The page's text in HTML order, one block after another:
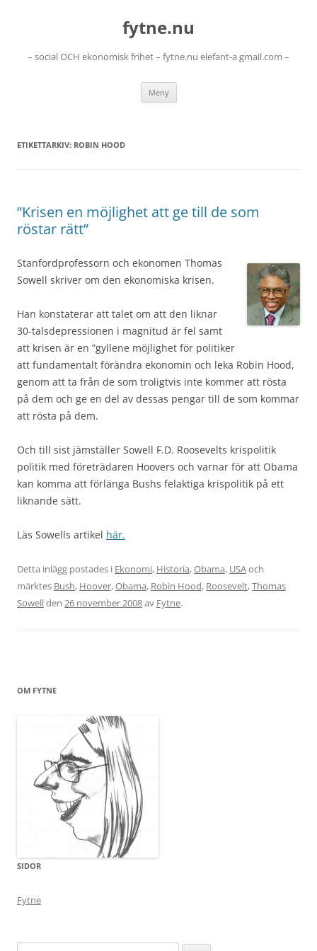
fytne.nu
– social OCH ekonomisk frihet – fytne.nu elefant-a gmail.com –
Meny
ETIKETTARKIV: ROBIN HOOD
”Krisen en möjlighet att ge till de som
röstar rätt”
Stanfordprofessorn och ekonomen Thomas
Sowell skriver om den ekonomiska krisen.
Han konstaterar att talet om att den liknar
30-talsdepressionen i magnitud är fel samt
att krisen är en ”gyllene möjlighet för politiker
att fundamentalt förändra ekonomin och leka Robin Hood,
genom att ta från de som troligtvis inte kommer att rösta
på dem och ge en del av dessas pengar till de som kommar
att rösta på dem.
Och till sist jämställer Sowell F.D. Roosevelts krispolitik
politik med företrädaren Hoovers och varnar för att Obama
kan komma att förlänga Bushs felaktiga krispolitik på ett
liknande sätt.
Läs Sowells artikel här.
Detta inlägg postades i Ekonomi, Historia,Obama, USAoch
märktes Bush, Hoover,Obama, Robin Hood, Roosevelt,Thomas
Sowellden 26 november 2008av Fytne.
OM FYTNE
SIDOR
Fytne